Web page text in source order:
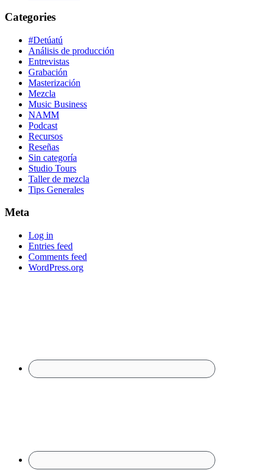
Categories
#Detúatú
Análisis de producción
Entrevistas
Grabación
Masterización
Mezcla
Music Business
NAMM
Podcast
Recursos
Reseñas
Sin categoría
Studio Tours
Taller de mezcla
Tips Generales
Meta
Log in
Entries feed
Comments feed
WordPress.org